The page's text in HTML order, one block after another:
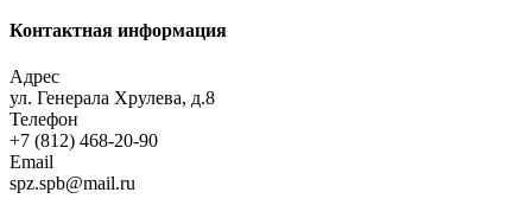
Контактная информация
Адрес
ул. Генерала Хрулева, д.8
Телефон
+7 (812) 468-20-90
Email
spz.spb@mail.ru